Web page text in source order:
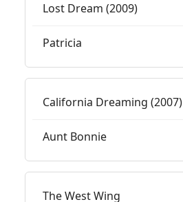
Lost Dream (2009)
Patricia
California Dreaming (2007)
Aunt Bonnie
The West Wing